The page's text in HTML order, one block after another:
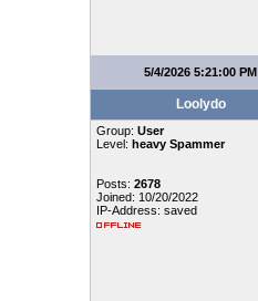
5/4/2026 5:21:00 PM
Loolydo
Group: User
Level: heavy Spammer
Posts: 2678
Joined: 10/20/2022
IP-Address: saved